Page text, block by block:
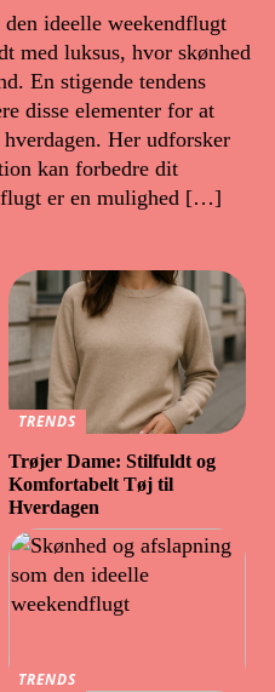
ideelle weekendflugt
med luksus, hvor skønhed
En stigende tendens
disse elementer for at
Her udforsker
kan forbedre dit
er en mulighed […]
TRENDS
Trøjer Dame: Stilfuldt og
Komfortabelt Tøj til
Hverdagen
TRENDS